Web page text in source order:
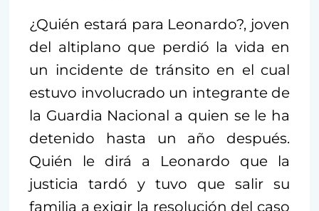
¿Quién estará para Leonardo?, joven
del altiplano que perdió la vida en
un incidente de tránsito en el cual
estuvo involucrado un integrante de
la Guardia Nacional a quien se le ha
detenido hasta un año después.
Quién le dirá a Leonardo que la
justicia tardó y tuvo que salir su
familia a exigir la resolución del caso